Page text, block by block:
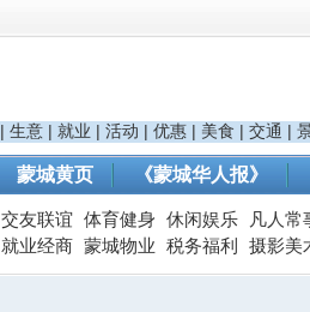
| 生意 | 就业 | 活动 | 优惠 | 美食 | 交通 |
蒙城黄页 《蒙城华人报》
交友联谊 体育健身 休闲娱乐 凡人常
就业经商 蒙城物业 税务福利 摄影美